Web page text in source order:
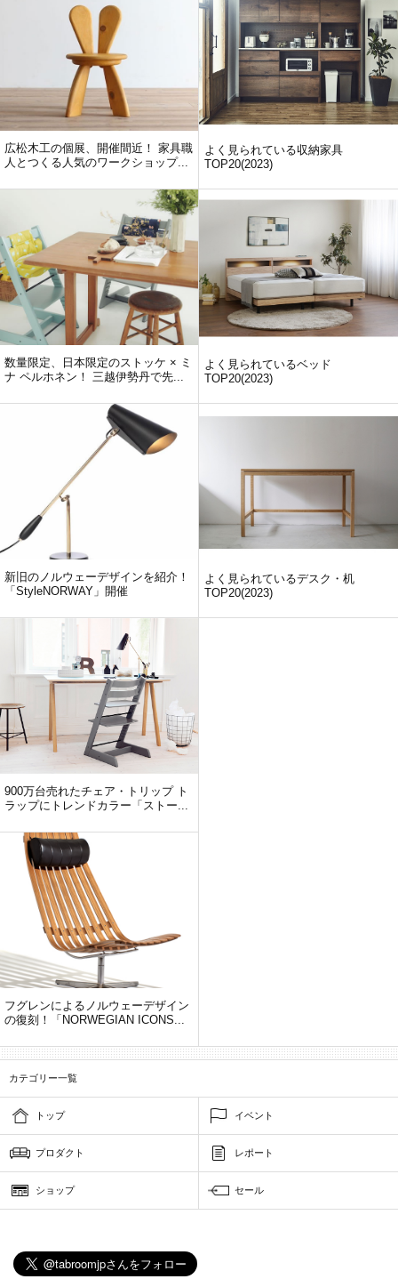
広松木工の個展、開催間近！ 家具職
人とつくる人気のワークショップ...
数量限定、日本限定のストッケ × ミ
ナ ペルホネン！ 三越伊勢丹で先...
新旧のノルウェーデザインを紹介！
「StyleNORWAY」開催
900万台売れたチェア・トリップ ト
ラップにトレンドカラー「ストー...
フグレンによるノルウェーデザイン
の復刻！「NORWEGIAN ICONS...
よく見られている収納家具
TOP20(2023)
よく見られているベッド
TOP20(2023)
よく見られているデスク・机
TOP20(2023)
カテゴリー一覧
トップ イベント
プロダクト レポート
ショップ セール